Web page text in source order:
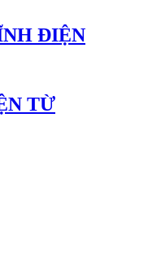
ĐIỆN
TỪ